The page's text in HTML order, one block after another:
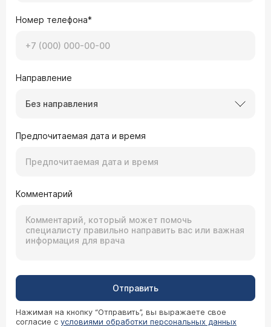
патологических изменений. В данном случае
можно еще сустав спасти на левой ноге?
Номер телефона*
Направление
Без направления
Предпочитаемая дата и время
Комментарий
Отправить
Нажимая на кнопку “Отправить”, вы выражаете свое
согласие с условиями обработки персональных данных